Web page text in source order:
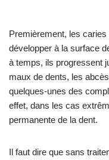
Premièrement, les
développer à la surface
à temps, ils progressent
maux de dents, les
quelques-unes des
effet, dans les cas
permanente de la dent.
Il faut dire que sans